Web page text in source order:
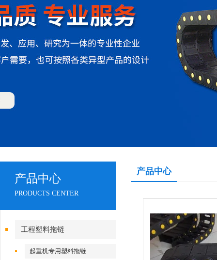
产品中心
PRODUCTS CENTER
工程塑料拖链
起重机专用塑料拖链
产品中心